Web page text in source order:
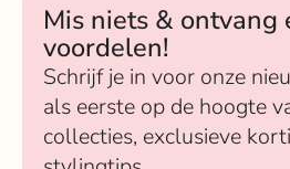
Mis niets & ontvang
voordelen!
Schrijf je in voor onze
als eerste op de hoogte
collecties, exclusieve